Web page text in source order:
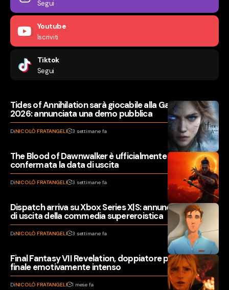
Segui
Youtube
Iscriviti
Tiktok
Segui
Tides of Annihilation sarà giocabile alla Gamescom
2026: annunciata una demo pubblica
DiNICOLÒ FRATANGELI 3 settimane fa
The Blood of Dawnwalker è ufficialmente in fase Gold:
confermata la data di uscita
DiNICOLÒ FRATANGELI 3 settimane fa
Dispatch arriva su Xbox Series X|S: annunciata la data
di uscita della commedia supereroistica
DiNICOLÒ FRATANGELI 3 settimane fa
Final Fantasy VII Revelation, doppiatore promette un
finale emotivamente intenso
DiNICOLÒ FRATANGELI 1 mese fa